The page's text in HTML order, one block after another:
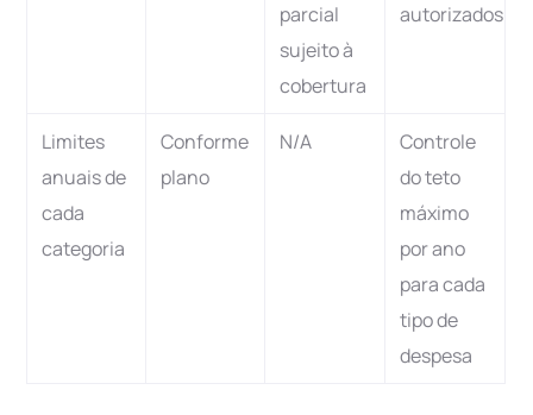
parcial
sujeito à
cobertura
autorizados
Limites
anuais de
cada
categoria
Conforme
plano
N/A
Controle
do teto
máximo
por ano
para cada
tipo de
despesa